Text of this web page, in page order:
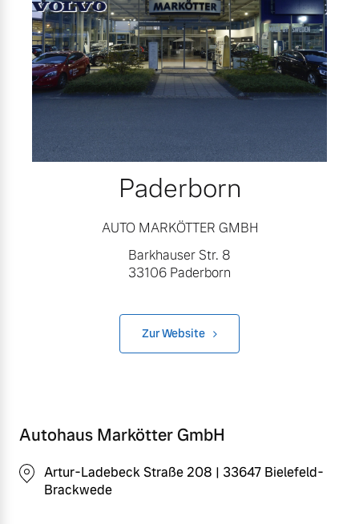
Paderborn
AUTO MARKÖTTER GMBH
Barkhauser Str. 8
33106 Paderborn
Zur Website
Autohaus Markötter GmbH
Artur-Ladebeck Straße 208 | 33647 Bielefeld-
Brackwede